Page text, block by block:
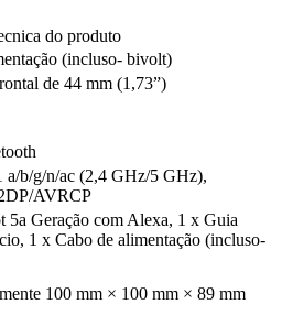
do produto
(incluso- bivolt)
de 44 mm (1,73”)
a/b/g/n/ac (2,4 GHz/5 GHz),
AVRCP
5a Geração com Alexa, 1 x Guia
1 x Cabo de alimentação (incluso-
100 mm × 100 mm × 89 mm